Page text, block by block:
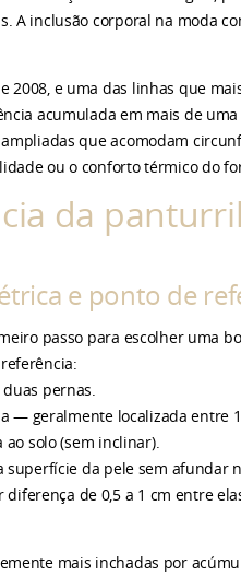
A inclusão corporal na moda
e uma das linhas que
acumulada em mais de
que acomodam
ou o conforto térmico do
da
e ponto de
passo para escolher uma
pernas.
geralmente localizada entre
solo (sem inclinar).
da pele sem afundar
de 0,5 a 1 cm entre
mais inchadas por